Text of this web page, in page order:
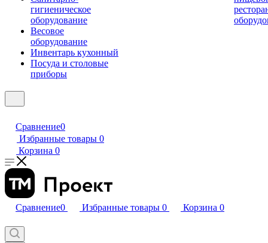
гигиеническое
оборудование
Весовое
оборудование
Инвентарь кухонный
Посуда и столовые
приборы
Сравнение0
Избранные товары 0
Корзина 0
Сравнение0 Избранные товары 0 Корзина 0